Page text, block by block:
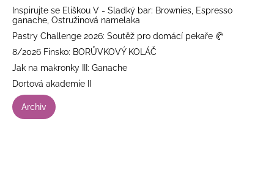
Inspirujte se Eliškou V - Sladký bar: Brownies, Espresso
ganache, Ostružinová namelaka
Pastry Challenge 2026: Soutěž pro domácí pekaře 🥐
8/2026 Finsko: BORŮVKOVÝ KOLÁČ
Jak na makronky III: Ganache
Dortová akademie II
Archiv